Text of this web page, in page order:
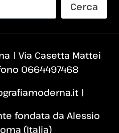
Cerca
| Via Casetta Mattei
0664497468
|
fondata da Alessio
(Italia)